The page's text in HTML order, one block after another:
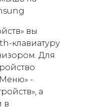
вы
клавиатуру
Для
-
а
в